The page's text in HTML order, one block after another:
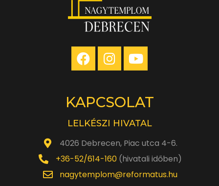
KAPCSOLAT
LELKÉSZI HIVATAL
4026 Debrecen, Piac utca 4-6.
+36-52/614-160(hivatali időben)
nagytemplom@reformatus.hu